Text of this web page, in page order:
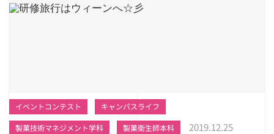
イベントコンテスト キャンパスライフ
製菓技術マネジメント学科 製菓衛生師本科 2019.12.25